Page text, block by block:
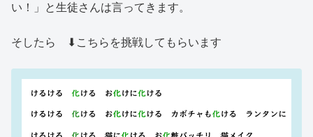
い！」と生徒さんは言ってきます。
そしたら ⬇︎こちらを挑戦してもらいます